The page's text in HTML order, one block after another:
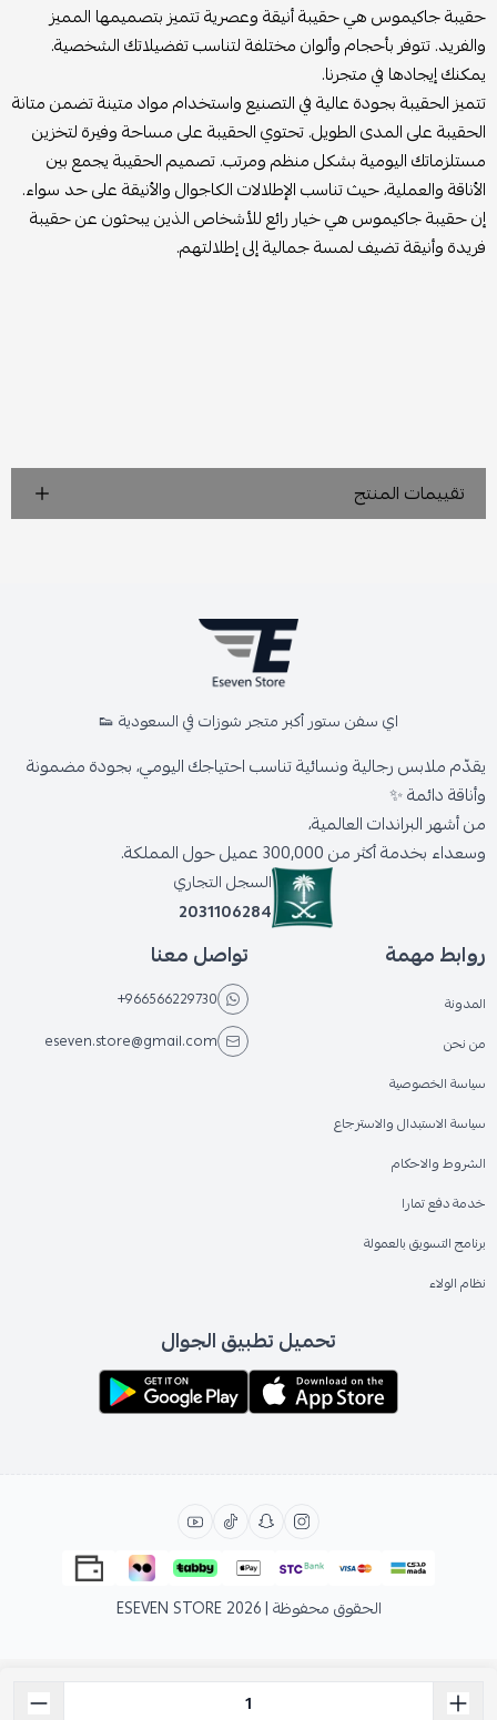
حقيبة جاكيموس هي حقيبة أنيقة وعصرية تتميز بتصميمها المميز
والفريد. تتوفر بأحجام وألوان مختلفة لتناسب تفضيلاتك الشخصية.
يمكنك إيجادها في متجرنا.
تتميز الحقيبة بجودة عالية في التصنيع واستخدام مواد متينة تضمن متانة
الحقيبة على المدى الطويل. تحتوي الحقيبة على مساحة وفيرة لتخزين
مستلزماتك اليومية بشكل منظم ومرتب. تصميم الحقيبة يجمع بين
الأناقة والعملية، حيث تناسب الإطلالات الكاجوال والأنيقة على حد سواء.
إن حقيبة جاكيموس هي خيار رائع للأشخاص الذين يبحثون عن حقيبة
فريدة وأنيقة تضيف لمسة جمالية إلى إطلالتهم.
تقييمات المنتج
اي سفن ستور أكبر متجر شوزات في السعودية 👟
يقدّم ملابس رجالية ونسائية تناسب احتياجك اليومي، بجودة مضمونة
وأناقة دائمة ✨
من أشهر البراندات العالمية،
وسعداء بخدمة أكثر من 300,000 عميل حول المملكة.
السجل التجاري
2031106284
روابط مهمة
المدونة
من نحن
سياسة الخصوصية
سياسة الاستبدال والاسترجاع
الشروط والاحكام
خدمة دفع تمارا
برنامج التسويق بالعمولة
نظام الولاء
تواصل معنا
+966566229730
eseven.store@gmail.com
تحميل تطبيق الجوال
الحقوق محفوظة | 2026 ESEVEN STORE